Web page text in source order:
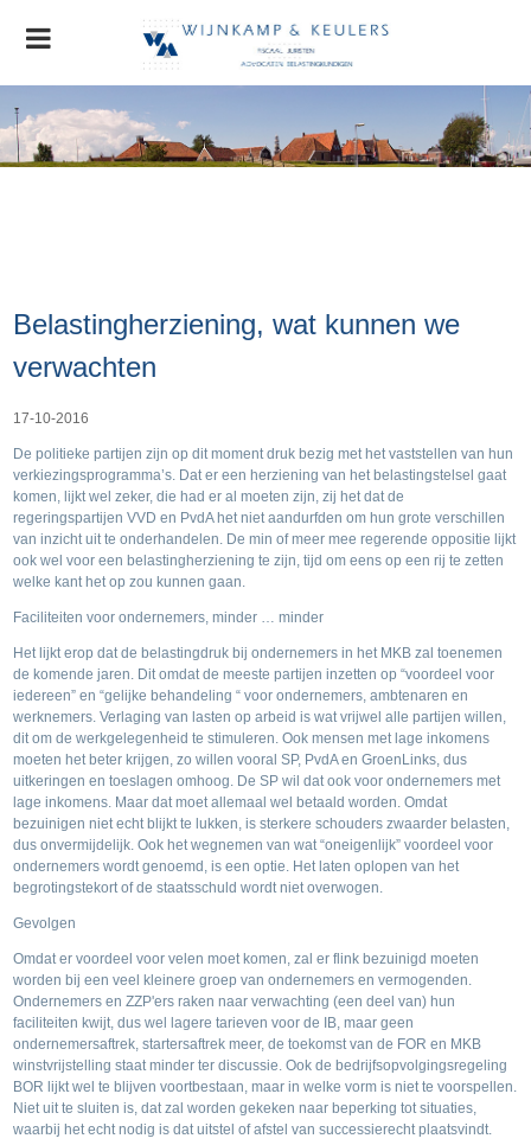
Home
Organisatie
Stichting MVO
Contact
Belastingherziening, wat kunnen we
verwachten
17-10-2016
De politieke partijen zijn op dit moment druk bezig met het vaststellen van hun
verkiezingsprogramma’s. Dat er een herziening van het belastingstelsel gaat
komen, lijkt wel zeker, die had er al moeten zijn, zij het dat de
regeringspartijen VVD en PvdA het niet aandurfden om hun grote verschillen
van inzicht uit te onderhandelen. De min of meer mee regerende oppositie lijkt
ook wel voor een belastingherziening te zijn, tijd om eens op een rij te zetten
welke kant het op zou kunnen gaan.
Faciliteiten voor ondernemers, minder … minder
Het lijkt erop dat de belastingdruk bij ondernemers in het MKB zal toenemen
de komende jaren. Dit omdat de meeste partijen inzetten op “voordeel voor
iedereen” en “gelijke behandeling “ voor ondernemers, ambtenaren en
werknemers. Verlaging van lasten op arbeid is wat vrijwel alle partijen willen,
dit om de werkgelegenheid te stimuleren. Ook mensen met lage inkomens
moeten het beter krijgen, zo willen vooral SP, PvdA en GroenLinks, dus
uitkeringen en toeslagen omhoog. De SP wil dat ook voor ondernemers met
lage inkomens. Maar dat moet allemaal wel betaald worden. Omdat
bezuinigen niet echt blijkt te lukken, is sterkere schouders zwaarder belasten,
dus onvermijdelijk. Ook het wegnemen van wat “oneigenlijk” voordeel voor
ondernemers wordt genoemd, is een optie. Het laten oplopen van het
begrotingstekort of de staatsschuld wordt niet overwogen.
Gevolgen
Omdat er voordeel voor velen moet komen, zal er flink bezuinigd moeten
worden bij een veel kleinere groep van ondernemers en vermogenden.
Ondernemers en ZZP'ers raken naar verwachting (een deel van) hun
faciliteiten kwijt, dus wel lagere tarieven voor de IB, maar geen
ondernemersaftrek, startersaftrek meer, de toekomst van de FOR en MKB
winstvrijstelling staat minder ter discussie. Ook de bedrijfsopvolgingsregeling
BOR lijkt wel te blijven voortbestaan, maar in welke vorm is niet te voorspellen.
Niet uit te sluiten is, dat zal worden gekeken naar beperking tot situaties,
waarbij het echt nodig is dat uitstel of afstel van successierecht plaatsvindt.